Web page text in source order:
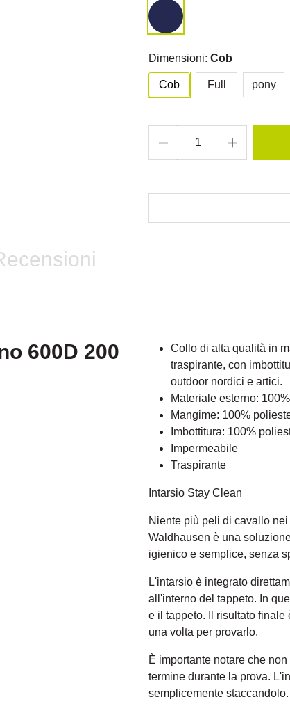
Dimensioni: Cob
Cob Full pony
600D 200
Collo di alta qualità in
traspirante, con
outdoor nordici e artici.
Materiale esterno:
Mangime: 100%
Imbottitura: 100%
Impermeabile
Traspirante
Intarsio Stay Clean
Niente più peli di cavallo
Waldhausen è una
igienico e semplice, senza
L'intarsio è integrato
all'interno del tappeto. In
e il tappeto. Il risultato
una volta per provarlo.
È importante notare che
termine durante la prova.
semplicemente staccandolo.